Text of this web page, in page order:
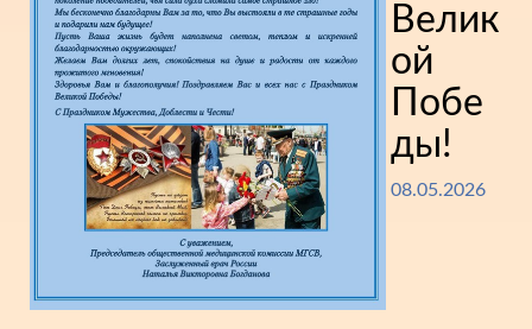
Велик
ой
Побе
ды!
08.05.2026